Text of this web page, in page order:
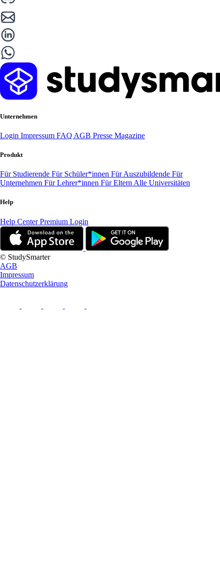
Unternehmen
Login Impressum FAQ AGB Presse Magazine
Produkt
Für Studierende Für Schüler*innen Für Auszubildende Für
Unternehmen Für Lehrer*innen Für Eltern Alle Universitäten
Help
Help CenterPremium Login
© StudySmarter
AGB
Impressum
Datenschutzerklärung